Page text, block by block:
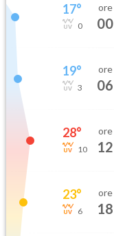
17°
0
ore
00
19°
3
ore
06
28°
10
ore
12
23°
6
ore
18